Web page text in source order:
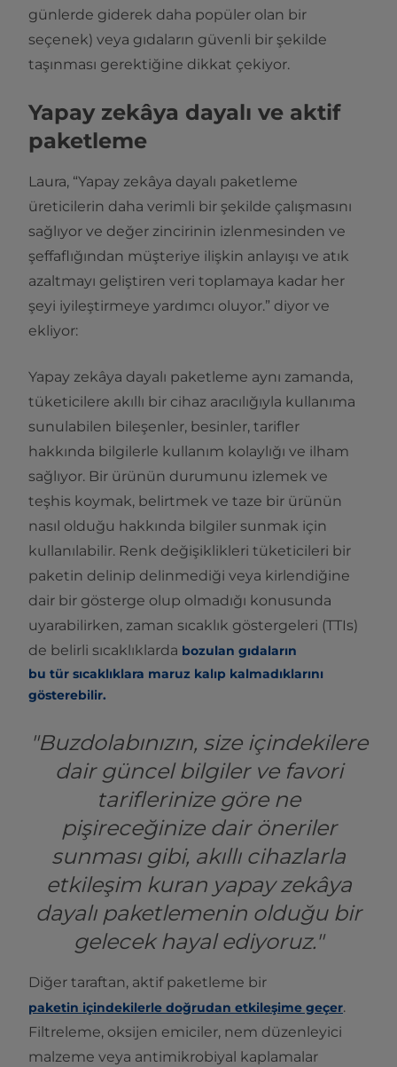
günlerde giderek daha popüler olan bir
seçenek) veya gıdaların güvenli bir şekilde
taşınması gerektiğine dikkat çekiyor.
Yapay zekâya dayalı ve aktif
paketleme
Laura, “Yapay zekâya dayalı paketleme
üreticilerin daha verimli bir şekilde çalışmasını
sağlıyor ve değer zincirinin izlenmesinden ve
şeffaflığından müşteriye ilişkin anlayışı ve atık
azaltmayı geliştiren veri toplamaya kadar her
şeyi iyileştirmeye yardımcı oluyor.” diyor ve
ekliyor:
Yapay zekâya dayalı paketleme aynı zamanda,
tüketicilere akıllı bir cihaz aracılığıyla kullanıma
sunulabilen bileşenler, besinler, tarifler
hakkında bilgilerle kullanım kolaylığı ve ilham
sağlıyor. Bir ürünün durumunu izlemek ve
teşhis koymak, belirtmek ve taze bir ürünün
nasıl olduğu hakkında bilgiler sunmak için
kullanılabilir. Renk değişiklikleri tüketicileri bir
paketin delinip delinmediği veya kirlendiğine
dair bir gösterge olup olmadığı konusunda
uyarabilirken, zaman sıcaklık göstergeleri (TTIs)
de belirli sıcaklıklarda bozulan gıdaların
bu tür sıcaklıklara maruz kalıp kalmadıklarını
gösterebilir.
"Buzdolabınızın, size içindekilere
dair güncel bilgiler ve favori
tariflerinize göre ne
pişireceğinize dair öneriler
sunması gibi, akıllı cihazlarla
etkileşim kuran yapay zekâya
dayalı paketlemenin olduğu bir
gelecek hayal ediyoruz."
Diğer taraftan, aktif paketleme bir
paketin içindekilerle doğrudan etkileşime geçer.
Filtreleme, oksijen emiciler, nem düzenleyici
malzeme veya antimikrobiyal kaplamalar